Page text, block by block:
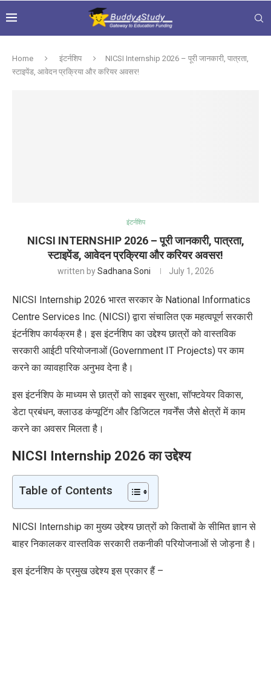
Home इंटर्नशिप
NICSI Internship 2026 – पूरी जानकारी, पात्रता,
स्टाइपेंड, आवेदन प्रक्रिया और करियर अवसर!
इंटर्नशिप
NICSI INTERNSHIP 2026 – पूरी जानकारी, पात्रता,
स्टाइपेंड, आवेदन प्रक्रिया और करियर अवसर!
written bySadhana Soni July 1, 2026
NICSI Internship 2026 भारत सरकार के National Informatics
Centre Services Inc. (NICSI) द्वारा संचालित एक महत्वपूर्ण सरकारी
इंटर्नशिप कार्यक्रम है। इस इंटर्नशिप का उद्देश्य छात्रों को वास्तविक
सरकारी आईटी परियोजनाओं (Government IT Projects) पर काम
करने का व्यावहारिक अनुभव देना है।
इस इंटर्नशिप के माध्यम से छात्रों को साइबर सुरक्षा, सॉफ्टवेयर विकास,
डेटा प्रबंधन, क्लाउड कंप्यूटिंग और डिजिटल गवर्नेंस जैसे क्षेत्रों में काम
करने का अवसर मिलता है।
NICSI Internship 2026 का उद्देश्य
Table of Contents
NICSI Internship का मुख्य उद्देश्य छात्रों को किताबोंकेसीमित ज्ञान से
बाहर निकालकर वास्तविक सरकारी तकनीकी परियोजनाओं से जोड़ना है।
इस इंटर्नशिप के प्रमुख उद्देश्य इस प्रकार हैं –